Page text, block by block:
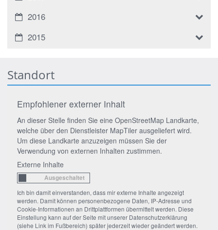
2016
2015
Standort
Empfohlener externer Inhalt
An dieser Stelle finden Sie eine OpenStreetMap Landkarte,
welche über den Dienstleister MapTiler ausgeliefert wird.
Um diese Landkarte anzuzeigen müssen Sie der
Verwendung von externen Inhalten zustimmen.
Externe Inhalte
Ich bin damit einverstanden, dass mir externe Inhalte angezeigt
werden. Damit können personenbezogene Daten, IP-Adresse und
Cookie-Informationen an Drittplattformen übermittelt werden. Diese
Einstellung kann auf der Seite mit unserer Datenschutzerklärung
(siehe Link im Fußbereich) später jederzeit wieder geändert werden.